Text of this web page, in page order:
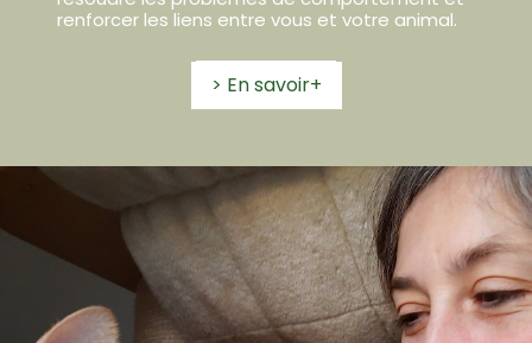
renforcer les liens entre vous et votre animal.
> En savoir+